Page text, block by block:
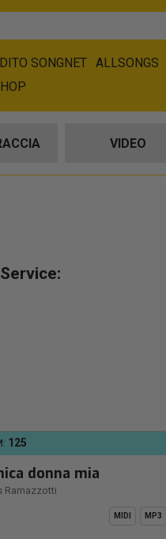
SONGNET ALLSONGS
VIDEO
125
donna mia
Ramazzotti
MIDI MP3